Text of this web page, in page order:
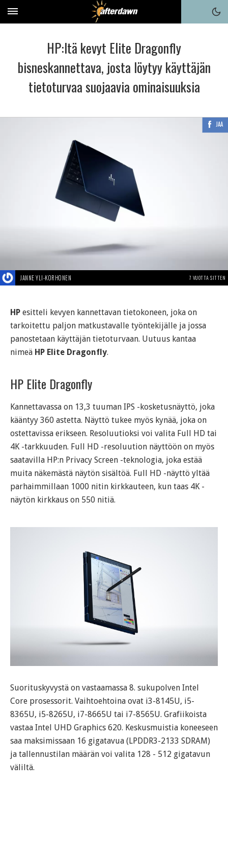
HP:ltä kevyt Elite Dragonfly
bisneskannettava, josta löytyy käyttäjän
tietoturvaa suojaavia ominaisuuksia
JAA
JANNE YLI-KORHONEN 7 VUOTTA SITTEN
HP esitteli kevyen kannettavan tietokoneen, joka on
tarkoitettu paljon matkustavalle työntekijälle ja jossa
panostetaan käyttäjän tietoturvaan. Uutuus kantaa
nimeä HP Elite Dragonfly.
HP Elite Dragonfly
Kannettavassa on 13,3 tuuman IPS -kosketusnäyttö, joka
kääntyy 360 astetta. Näyttö tukee myös kynää, joka on
ostettavissa erikseen. Resoluutioksi voi valita Full HD tai
4K -tarkkuuden. Full HD -resoluution näyttöön on myös
saatavilla HP:n Privacy Screen -teknologia, joka estää
muita näkemästä näytön sisältöä. Full HD -näyttö yltää
parhaimmillaan 1000 nitin kirkkauteen, kun taas 4K -
näytön kirkkaus on 550 nitiä.
Suorituskyvystä on vastaamassa 8. sukupolven Intel
Core prosessorit. Vaihtoehtoina ovat i3-8145U, i5-
8365U, i5-8265U, i7-8665U tai i7-8565U. Grafiikoista
vastaa Intel UHD Graphics 620. Keskusmuistia koneeseen
saa maksimissaan 16 gigatavua (LPDDR3-2133 SDRAM)
ja tallennustilan määrän voi valita 128 - 512 gigatavun
väliltä.